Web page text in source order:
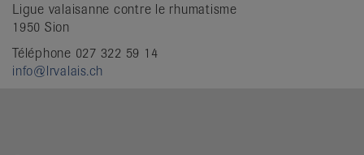
Ligue valaisanne contre le rhumatisme
1950 Sion
Téléphone 027 322 59 14
info@lrvalais.ch